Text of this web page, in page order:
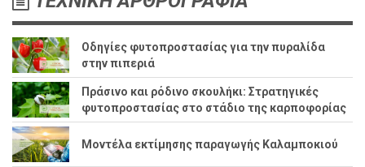
Οδηγίες φυτοπροστασίας για την πυραλίδα
στην πιπεριά
Πράσινο και ρόδινο σκουλήκι: Στρατηγικές
φυτοπροστασίας στο στάδιο της καρποφορίας
Μοντέλα εκτίμησης παραγωγής Καλαμποκιού